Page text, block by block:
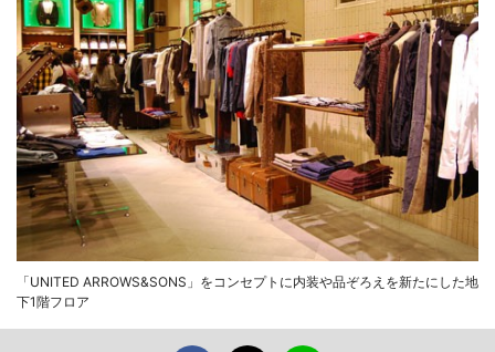
「UNITED ARROWS&SONS」をコンセプトに内装や品ぞろえを新たにした地
下1階フロア